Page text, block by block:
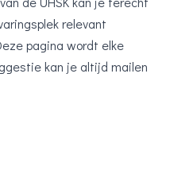
relevant
pagina wordt elke
kan je altijd mailen